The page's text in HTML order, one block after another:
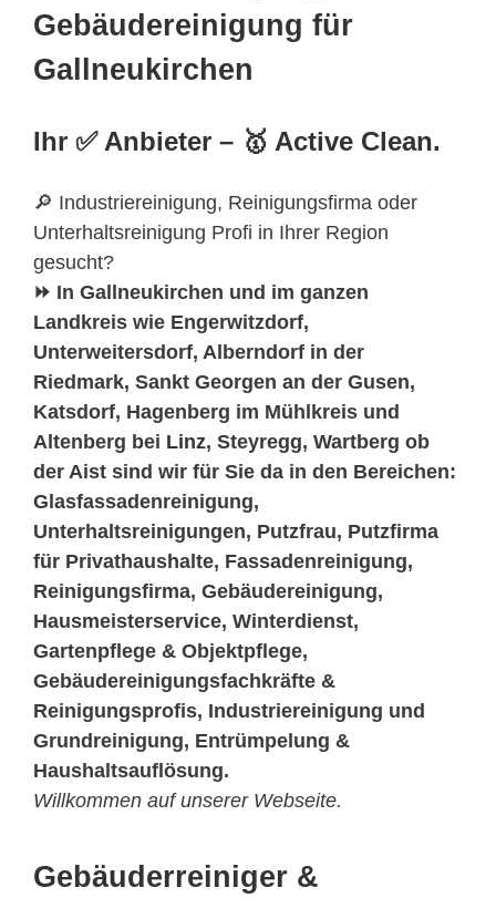
Gebäudereinigung für
Gallneukirchen
Ihr ✅ Anbieter – 🥇 Active Clean.
🔎 Industriereinigung, Reinigungsfirma oder
Unterhaltsreinigung Profi in Ihrer Region
gesucht?
⏩ In Gallneukirchen und im ganzen
Landkreis wie Engerwitzdorf,
Unterweitersdorf, Alberndorf in der
Riedmark, Sankt Georgen an der Gusen,
Katsdorf, Hagenberg im Mühlkreis und
Altenberg bei Linz, Steyregg, Wartberg ob
der Aist sind wir für Sie da in den Bereichen:
Glasfassadenreinigung,
Unterhaltsreinigungen, Putzfrau, Putzfirma
für Privathaushalte, Fassadenreinigung,
Reinigungsfirma, Gebäudereinigung,
Hausmeisterservice, Winterdienst,
Gartenpflege & Objektpflege,
Gebäudereinigungsfachkräfte &
Reinigungsprofis, Industriereinigung und
Grundreinigung, Entrümpelung &
Haushaltsauflösung.
Willkommen auf unserer Webseite.
Gebäuderreiniger &